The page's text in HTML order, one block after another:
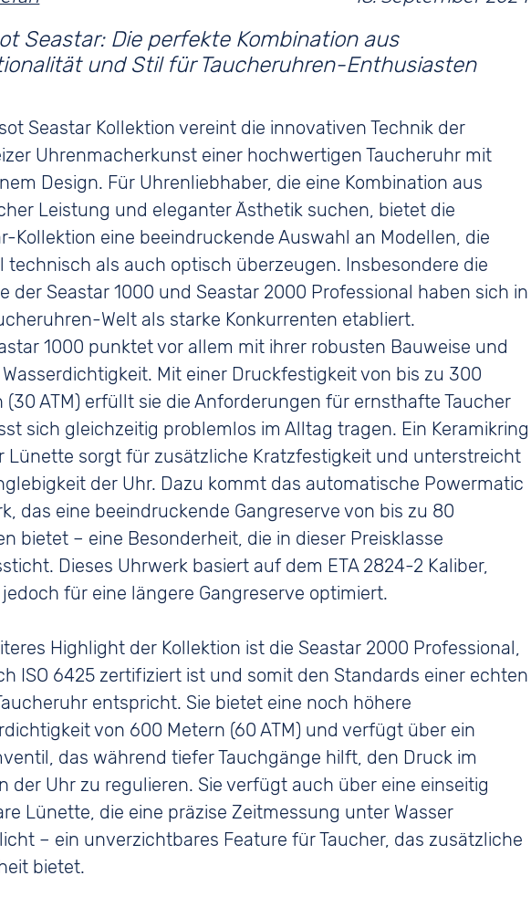
Seastar Kollektion vereint die innovativen Technik der
Uhrenmacherkunst einer hochwertigen Taucheruhr mit
Design. Für Uhrenliebhaber, die eine Kombination aus
Leistung und eleganter Ästhetik suchen, bietet die
Kollektion eine beeindruckende Auswahl an Modellen, die
technisch als auch optisch überzeugen. Insbesondere die
der Seastar 1000 und Seastar 2000 Professional haben sich in
Welt als starke Konkurrenten etabliert.
1000 punktet vor allem mit ihrer robusten Bauweise und
Mit einer Druckfestigkeit von bis zu 300
(30 ATM) erfüllt sie die Anforderungen für ernsthafte Taucher
sich gleichzeitig problemlos im Alltag tragen. Ein Keramikring
Lünette sorgt für zusätzliche Kratzfestigkeit und unterstreicht
der Uhr. Dazu kommt das automatische Powermatic
das eine beeindruckende Gangreserve von bis zu 80
bietet – eine Besonderheit, die in dieser Preisklasse
Dieses Uhrwerk basiert auf dem ETA 2824-2 Kaliber,
für eine längere Gangreserve optimiert.
Highlight der Kollektion ist die Seastar 2000 Professional,
ISO 6425 zertifiziert ist und somit den Standards einer echten
entspricht. Sie bietet eine noch höhere
von 600 Metern (60 ATM) und verfügt über ein
das während tiefer Tauchgänge hilft, den Druck im
der Uhr zu regulieren. Sie verfügt auch über eine einseitig
Lünette, die eine präzise Zeitmessung unter Wasser
– ein unverzichtbares Feature für Taucher, das zusätzliche
bietet.